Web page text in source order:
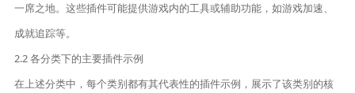
一席之地。这些插件可能提供游戏内的工具或辅助功能，如游戏加速、
成就追踪等。
2.2 各分类下的主要插件示例
在上述分类中，每个类别都有其代表性的插件示例，展示了该类别的核